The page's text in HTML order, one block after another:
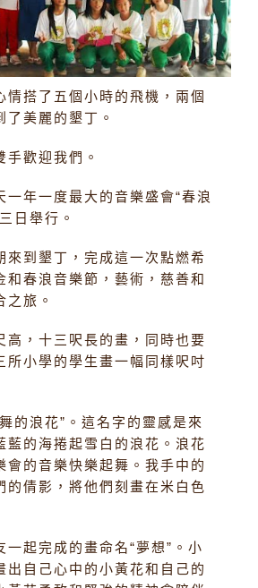
情搭了五個小時的飛機，兩個
了美麗的墾丁。
手歡迎我們。
一年一度最大的音樂盛會“春浪
日舉行。
來到墾丁，完成這一次點燃希
和春浪音樂節，藝術，慈善和
之旅。
高，十三呎長的畫，同時也要
所小學的學生畫一幅同樣呎吋
的浪花”。這名字的靈感是來
藍的海捲起雪白的浪花。浪花
會的音樂快樂起舞。我手中的
的倩影，將他們刻畫在米白色
一起完成的畫命名“夢想”。小
出自己心中的小黃花和自己的